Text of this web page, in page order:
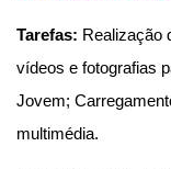
Tarefas: Realização
vídeos e fotografias
Jovem;
multimédia.